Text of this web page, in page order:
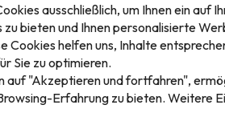
variieren.
ausschließlich, um Ihnen ein auf
zu bieten und Ihnen personalisierte
Cookies helfen uns, Inhalte
Sie zu optimieren.
auf "Akzeptieren und fortfahren",
Erfahrung zu bieten. Weitere